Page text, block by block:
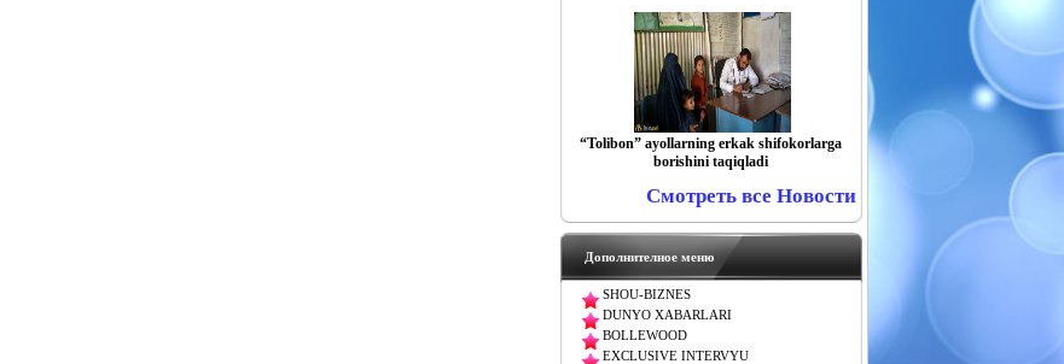
“Tolibon” ayollarning erkak shifokorlarga
borishini taqiqladi
Смотреть все Новости
Дополнителное меню
SHOU-BIZNES
DUNYO XABARLARI
BOLLEWOOD
EXCLUSIVE INTERVYU